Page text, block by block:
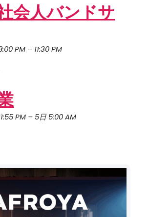
会人バンドサ
PM – 11:30 PM
PM – 5日 5:00 AM